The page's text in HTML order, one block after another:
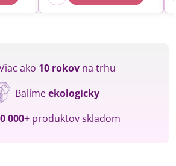
ako 10 rokov na trhu
Balímeekologicky
000+produktov skladom